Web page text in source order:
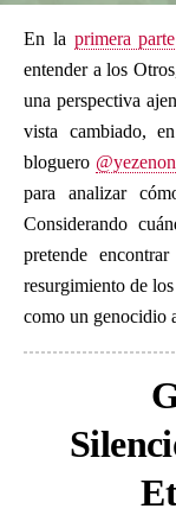
En la primera parte
entender a los
una perspectiva
vista cambiado,
bloguero
para analizar
Considerando
pretende
resurgimiento de
como un genocidio